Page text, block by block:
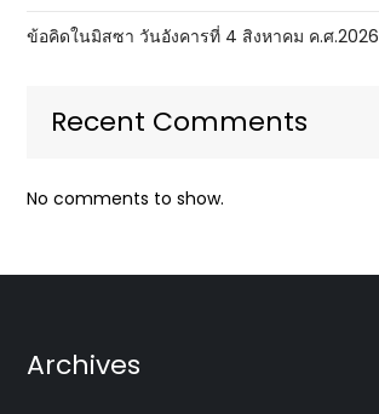
ข้อคิดในมิสซา วันอังคารที่ 4 สิงหาคม ค.ศ.2026
Recent Comments
No comments to show.
Archives